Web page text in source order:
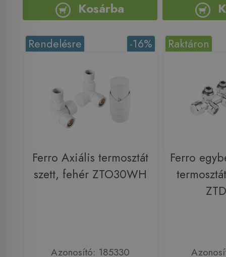
Kosárba
-16%
Rendelésre
Ferro Axiális termosztát
szett, fehér ZTO30WH
Azonosító: 185330
Raktáron
Ferro